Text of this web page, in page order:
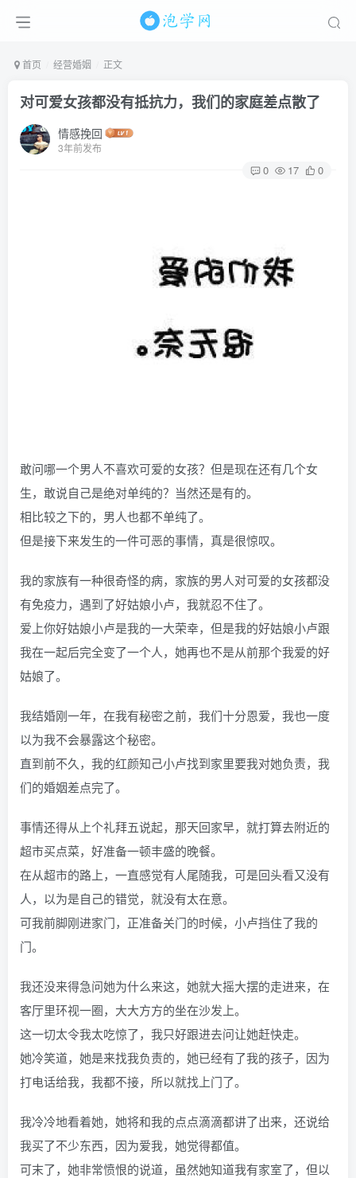
首页 经营婚姻 正文
对可爱女孩都没有抵抗力，我们的家庭差点散了
情感挽回
3年前发布
0 17 0
敢问哪一个男人不喜欢可爱的女孩？但是现在还有几个女
生，敢说自己是绝对单纯的？当然还是有的。
相比较之下的，男人也都不单纯了。
但是接下来发生的一件可恶的事情，真是很惊叹。
我的家族有一种很奇怪的病，家族的男人对可爱的女孩都没
有免疫力，遇到了好姑娘小卢，我就忍不住了。
爱上你好姑娘小卢是我的一大荣幸，但是我的好姑娘小卢跟
我在一起后完全变了一个人，她再也不是从前那个我爱的好
姑娘了。
我结婚刚一年，在我有秘密之前，我们十分恩爱，我也一度
以为我不会暴露这个秘密。
直到前不久，我的红颜知己小卢找到家里要我对她负责，我
们的婚姻差点完了。
事情还得从上个礼拜五说起，那天回家早，就打算去附近的
超市买点菜，好准备一顿丰盛的晚餐。
在从超市的路上，一直感觉有人尾随我，可是回头看又没有
人，以为是自己的错觉，就没有太在意。
可我前脚刚进家门，正准备关门的时候，小卢挡住了我的
门。
我还没来得急问她为什么来这，她就大摇大摆的走进来，在
客厅里环视一圈，大大方方的坐在沙发上。
这一切太令我太吃惊了，我只好跟进去问让她赶快走。
她冷笑道，她是来找我负责的，她已经有了我的孩子，因为
打电话给我，我都不接，所以就找上门了。
我冷冷地看着她，她将和我的点点滴滴都讲了出来，还说给
我买了不少东西，因为爱我，她觉得都值。
可末了，她非常愤恨的说道，虽然她知道我有家室了，但以